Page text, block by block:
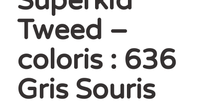
Tweed –
coloris : 636
Gris Souris